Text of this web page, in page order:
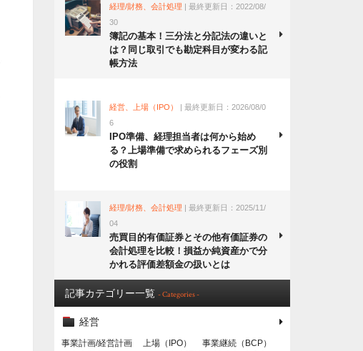
経理/財務、会計処理 | 最終更新日：2022/08/
30
簿記の基本！三分法と分記法の違いと
は？同じ取引でも勘定科目が変わる記
帳方法
経営、上場（IPO）
| 最終更新日：2026/08/0
6
IPO準備、経理担当者は何から始め
る？上場準備で求められるフェーズ別
の役割
経理/財務、会計処理 | 最終更新日：2025/11/
04
売買目的有価証券とその他有価証券の
会計処理を比較！損益か純資産かで分
かれる評価差額金の扱いとは
記事カテゴリー一覧 - Categories -
経営
事業計画/経営計画 上場（IPO）
事業継続（BCP）